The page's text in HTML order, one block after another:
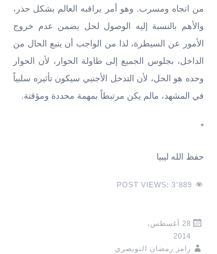
من اتجاه ومسرب. وهو أمر يراقبه العالم بشكل حذر،
والأهم بالنسبة إليه الوصول لحل يضمن عدم خروج
الأمور عن السيطرة، لذا من الواجب أن ينبع الحال من
الداخل، بجلوس الجميع إلى طاولة الحوار، لأن الحوار
وحده هو الحل، لأن التدخل الأجنبي سيكون تأثيره سلبياً
في المشهد، مالم يكن مرتبطاً بمهمة محددة ومؤقتة.
*
حفظ الله ليبيا
POST VIEWS: 3٬889
28 أغسطس،
2014
رامز رمضان النويصري